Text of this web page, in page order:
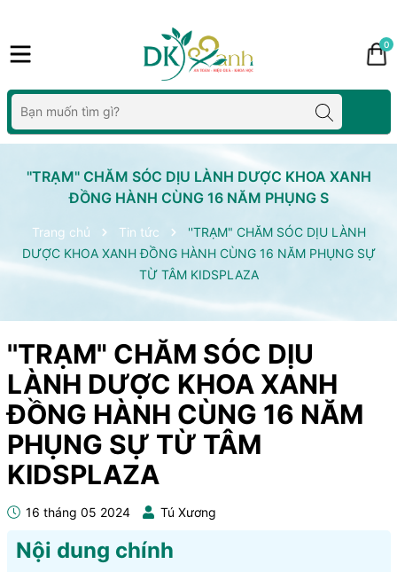
0
''TRẠM" CHĂM SÓC DỊU LÀNH DƯỢC KHOA XANH
ĐỒNG HÀNH CÙNG 16 NĂM PHỤNG S
Trang chủ Tin tức
''TRẠM" CHĂM SÓC DỊU LÀNH
DƯỢC KHOA XANH ĐỒNG HÀNH CÙNG 16 NĂM PHỤNG SỰ
TỪ TÂM KIDSPLAZA
''TRẠM" CHĂM SÓC DỊU
LÀNH DƯỢC KHOA XANH
ĐỒNG HÀNH CÙNG 16 NĂM
PHỤNG SỰ TỪ TÂM
KIDSPLAZA
16 tháng 05 2024 Tú Xương
Nội dung chính